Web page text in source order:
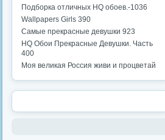
Подборка отличных HQ обоев.-1036
Wallpapers Girls 390
Самые прекрасные девушки 923
HQ Обои Прекрасные Девушки. Часть
400
Моя великая Россия живи и процветай